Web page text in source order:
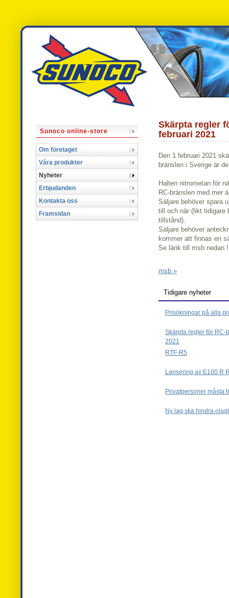
Sunoco online-store
Om företaget
Våra produkter
Nyheter
Erbjudanden
Kontakta oss
Framsidan
Skärpta regler
februari 2021
Den 1 februari 2021
bränslen i Sverige är
Halten nitrometan för
RC-bränslen med mer
Säljare behöver spara
till och när (likt tidigare
tillstånd).
Säljare behöver
kommer att finnas en
Se länk till msb nedan
msb »
Tidigare nyheter
Prisökningar på alla
Skärpta regler för RC-
2021
RTF-R5
Lansering av E100 R
Privatpersoner måsta
Ny lag ska hindra